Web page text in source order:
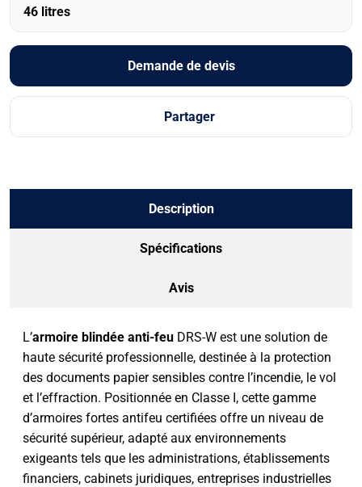
46 litres
Demande de devis
Partager
Description
Spécifications
Avis
L’armoire blindée anti-feu DRS-W est une solution de
haute sécurité professionnelle, destinée à la protection
des documents papier sensibles contre l’incendie, le vol
et l’effraction. Positionnée en Classe I, cette gamme
d’armoires fortes antifeu certifiées offre un niveau de
sécurité supérieur, adapté aux environnements
exigeants tels que les administrations, établissements
financiers, cabinets juridiques, entreprises industrielles